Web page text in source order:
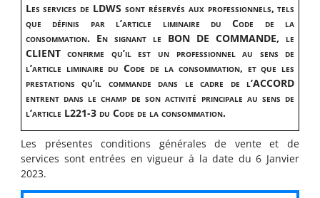
Les services de LDWS sont réservés aux professionnels, tels
que définis par l’article liminaire du Code de la
consommation. En signant le BON DE COMMANDE, le
CLIENT confirme qu’il est un professionnel au sens de
l’article liminaire du Code de la consommation, et que les
prestations qu’il commande dans le cadre de l’ACCORD
entrent dans le champ de son activité principale au sens de
l’article L221-3 du Code de la consommation.
Les présentes conditions générales de vente et de
services sont entrées en vigueur à la date du 6 Janvier
2023.